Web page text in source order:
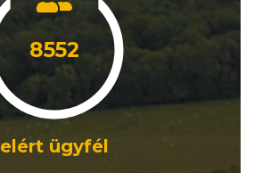
8552
elért ügyfél